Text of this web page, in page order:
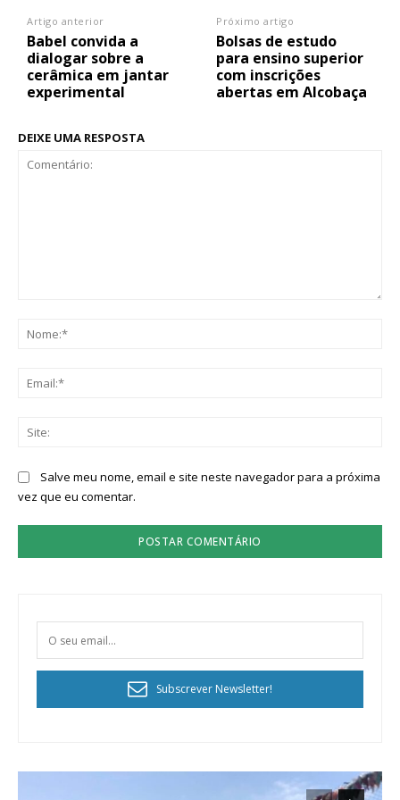
Artigo anterior
Babel convida a
dialogar sobre a
cerâmica em jantar
experimental
Próximo artigo
Bolsas de estudo
para ensino superior
com inscrições
abertas em Alcobaça
DEIXE UMA RESPOSTA
Salve meu nome, email e site neste navegador para a próxima
vez que eu comentar.
Subscrever Newsletter!